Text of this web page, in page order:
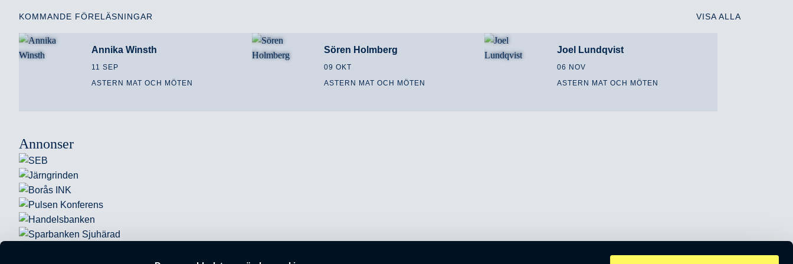
KOMMANDE FÖRELÄSNINGAR VISA ALLA
Annika Winsth
11 SEP
ASTERN MAT OCH MÖTEN
Sören Holmberg
09 OKT
ASTERN MAT OCH MÖTEN
Joel Lundqvist
06 NOV
ASTERN MAT OCH MÖTEN
Annonser